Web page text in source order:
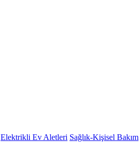
Elektrikli Ev Aletleri Sağlık-Kişisel Bakım